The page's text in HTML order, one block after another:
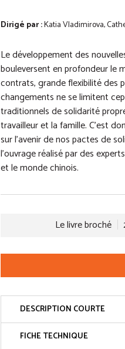
Dirigé par :Katia Vladimirova,
Le développement des
bouleversent en profondeur le
contrats, grande flexibilité des
changements ne se limitent
traditionnels de solidarité
travailleur et la famille. C’est
sur l’avenir de nos pactes de
l’ouvrage réalisé par des
et le monde chinois.
Le livre broché
DESCRIPTION COURTE
FICHE TECHNIQUE